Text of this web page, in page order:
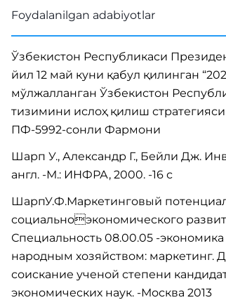
Foydalanilgan adabiyotlar
Ўзбекистон Республикаси
йил 12 май куни қабул қилинган
мўлжалланган Ўзбекистон
тизимини ислоҳ қилиш стратегияси
ПФ-5992-сонли Фармони
Шарп У., Александр Г., Бейли Дж.
англ. -М.: ИНФРА, 2000. -16 с
ШарпУ.Ф.Маркетинговый
социальноэкономического
Специальность 08.00.05 -
народным хозяйством: маркетинг.
соискание ученой степени
экономических наук. -Москва 2013